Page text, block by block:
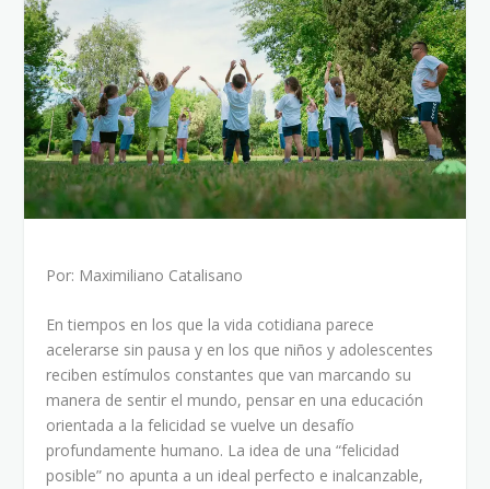
Por: Maximiliano Catalisano
En tiempos en los que la vida cotidiana parece
acelerarse sin pausa y en los que niños y adolescentes
reciben estímulos constantes que van marcando su
manera de sentir el mundo, pensar en una educación
orientada a la felicidad se vuelve un desafío
profundamente humano. La idea de una “felicidad
posible” no apunta a un ideal perfecto e inalcanzable,